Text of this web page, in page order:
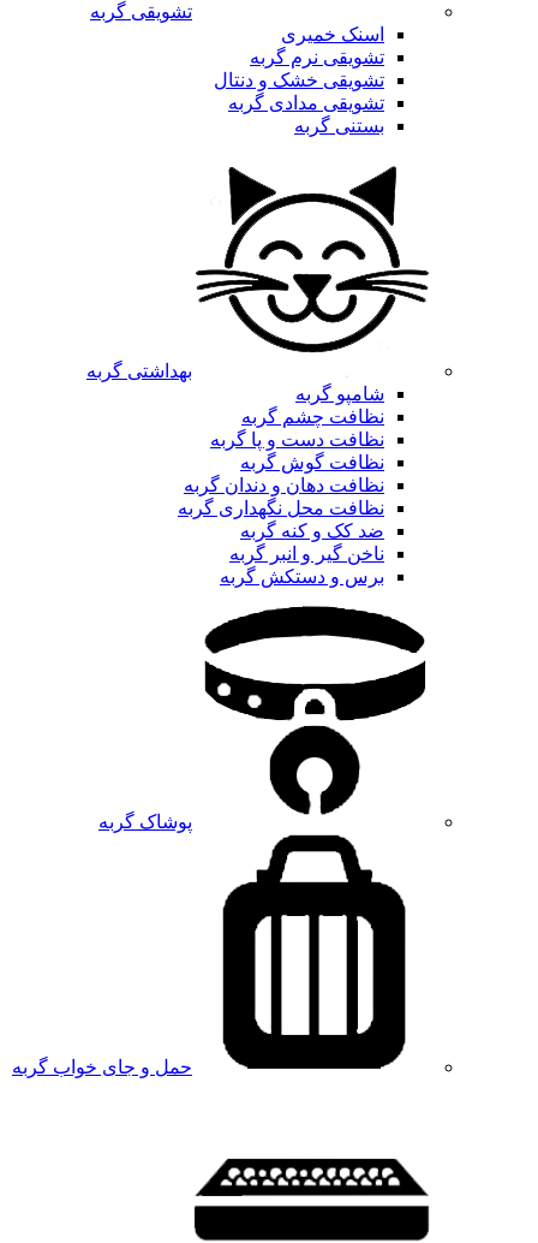
تشویقی گربه
اسنک خمیری
تشویقی نرم گربه
تشویقی خشک و دنتال
تشویقی مدادی گربه
بستنی گربه
بهداشتی گربه
شامپو گربه
نظافت چشم گربه
نظافت دست و پا گربه
نظافت گوش گربه
نظافت دهان و دندان گربه
نظافت محل نگهداری گربه
ضد کک و کنه گربه
ناخن گیر و انبر گربه
برس و دستکش گربه
پوشاک گربه
حمل و جای خواب گربه